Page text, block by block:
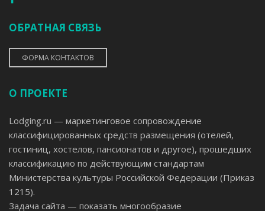
ОБРАТНАЯ СВЯЗЬ
ФОРМА КОНТАКТОВ
О ПРОЕКТЕ
Lodging.ru — маркетинговое сопровождение
классифицированных средств размещения (отелей,
гостиниц, хостелов, пансионатов и другое), прошедших
классификацию по действующим стандартам
Министерства культуры Российской Федерации (Приказ
1215).
Задача сайта — показать многообразие